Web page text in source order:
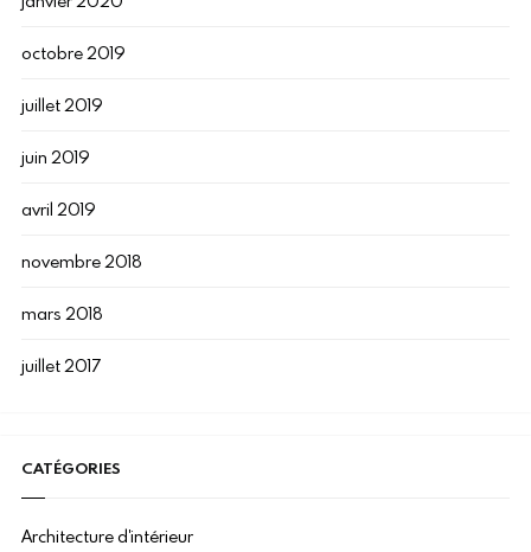
octobre 2019
juillet 2019
juin 2019
avril 2019
novembre 2018
mars 2018
juillet 2017
CATÉGORIES
Architecture d'intérieur